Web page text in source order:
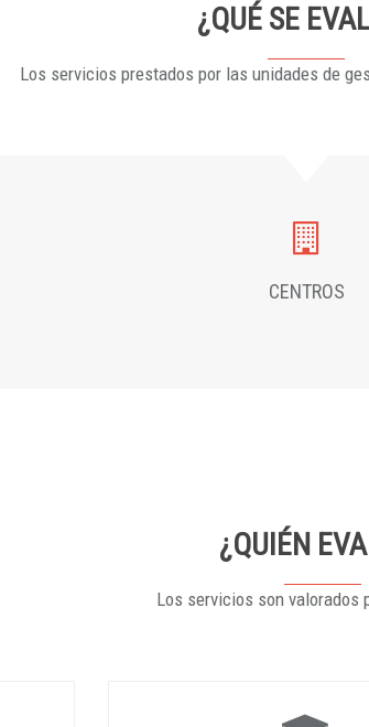
¿QUÉ SE
Los servicios prestados por las unidades de
CENTROS
¿QUIÉN
Los servicios son valorados